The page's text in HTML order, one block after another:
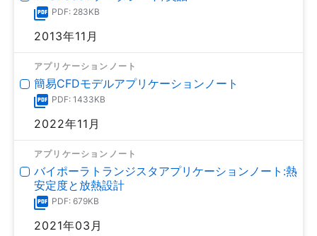
PDF: 283KB
2013年11月
アプリケーションノート
簡易CFDモデルアプリケーションノート
PDF: 1433KB
2022年11月
アプリケーションノート
バイポーラトランジスタアプリケーションノート:熱
安定度と放熱設計
PDF: 679KB
2021年03月